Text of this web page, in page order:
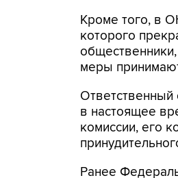
Кроме того, в
которого
меры
Ответственный
в настоящее
комиссии, его
Ранее